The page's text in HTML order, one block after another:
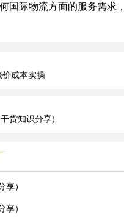
际物流方面的服务需求
价成本实操
货知识分享)
享）
享）